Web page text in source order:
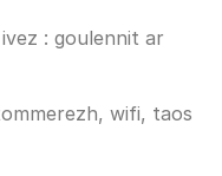
: goulennit ar
wifi, taos